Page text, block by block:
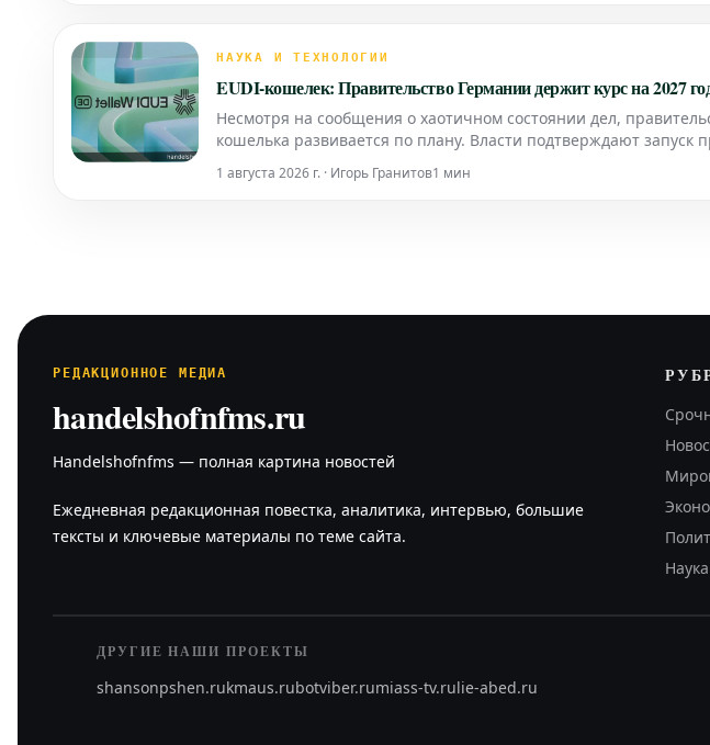
НАУКА И ТЕХНОЛОГИИ
EUDI-кошелек: Правительство Германии держит курс на 2027
Несмотря на сообщения о хаотичном состоянии дел,
кошелька развивается по плану. Власти подтверждают запуск
1 августа 2026 г. · Игорь Гранитов1 мин
РЕДАКЦИОННОЕ МЕДИА
handelshofnfms.ru
Handelshofnfms — полная картина новостей
Ежедневная редакционная повестка, аналитика, интервью, большие
тексты и ключевые материалы по теме сайта.
ДРУГИЕ НАШИ ПРОЕКТЫ
shansonpshen.rukmaus.rubotviber.rumiass-tv.rulie-abed.ru